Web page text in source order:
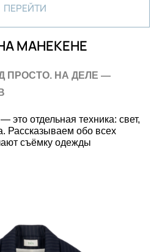
ПЕРЕЙТИ
МАНЕКЕНЕ
ПРОСТО. НА ДЕЛЕ —
это отдельная техника: свет,
Рассказываем обо всех
съёмку одежды